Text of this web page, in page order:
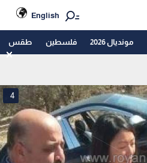
English
مونديال 2026 فلسطين طقس
4